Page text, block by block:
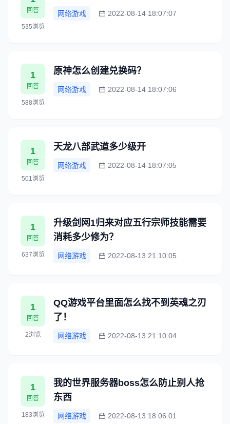
回答
535浏览
网络游戏 2022-08-14 18:07:07
1
回答
588浏览
原神怎么创建兑换码？
网络游戏 2022-08-14 18:07:06
1
回答
501浏览
天龙八部武道多少级开
网络游戏 2022-08-14 18:07:05
1
回答
637浏览
升级剑网1归来对应五行宗师技能需要
消耗多少修为？
网络游戏 2022-08-13 21:10:05
1
回答
2浏览
QQ游戏平台里面怎么找不到英魂之刃
了！
网络游戏 2022-08-13 21:10:04
1
回答
183浏览
我的世界服务器boss怎么防止别人抢
东西
网络游戏 2022-08-13 18:06:01